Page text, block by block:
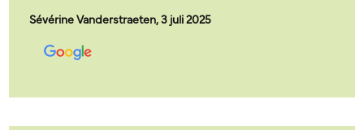
Sévérine Vanderstraeten, 3 juli 2025